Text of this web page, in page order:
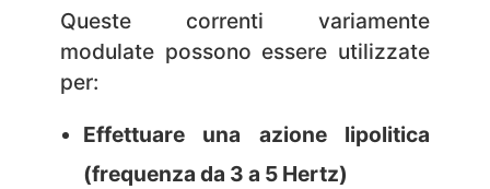
Queste correnti variamente
modulate possono essere utilizzate
per:
Effettuare una azione lipolitica
(frequenza da 3 a 5 Hertz)